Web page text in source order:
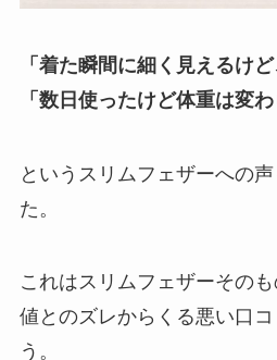
「着た瞬間に細く見えるけ
「数日使ったけど体重は変わ
というスリムフェザーへの
た。
これはスリムフェザーその
値とのズレからくる悪い口
う。